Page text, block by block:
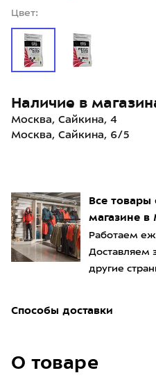
Все товары
магазине в
Работаем
Доставляем
другие
Способы доставки
О товаре
Цвет:
Наличие в
Москва, Сайкина, 4
Москва, Сайкина, 6/5